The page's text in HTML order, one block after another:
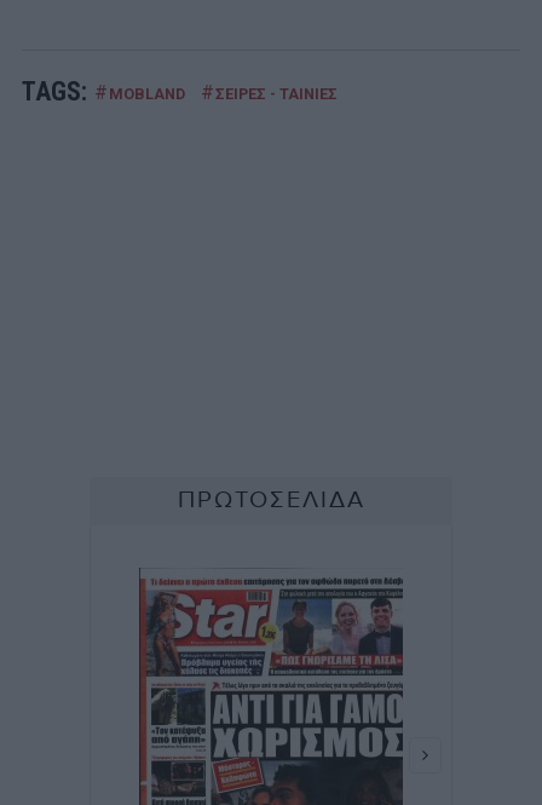
TAGS: # MOBLAND #ΣΕΙΡΕΣ - ΤΑΙΝΙΕΣ